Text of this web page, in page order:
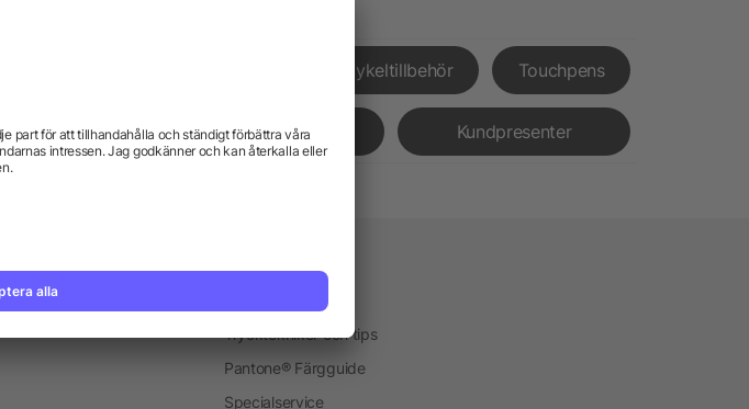
Cykeltillbehör Touchpens
Merchandise-Säljfrämjande Kundpresenter
Blogg
Trycktekniker och tips
Pantone® Färgguide
Specialservice